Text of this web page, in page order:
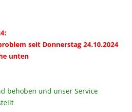
seit Donnerstag 24.10.2024
unten
behoben und unser Service